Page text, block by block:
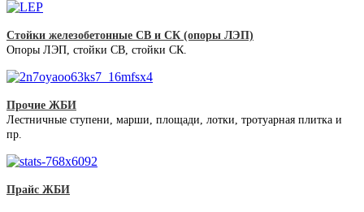
Стойки железобетонные СВ и СК (опоры ЛЭП)
Опоры ЛЭП, стойки СВ, стойки СК.
Прочие ЖБИ
Лестничные ступени, марши, площади, лотки, тротуарная плитка и
пр.
Прайс ЖБИ